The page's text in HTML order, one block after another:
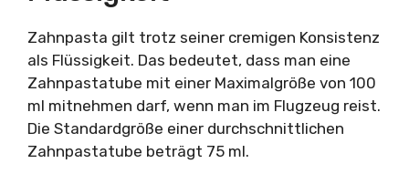
Zahnpasta gilt trotz seiner cremigen Konsistenz
als Flüssigkeit. Das bedeutet, dass man eine
Zahnpastatube mit einer Maximalgröße von 100
ml mitnehmen darf, wenn man im Flugzeug reist.
Die Standardgröße einer durchschnittlichen
Zahnpastatube beträgt 75 ml.